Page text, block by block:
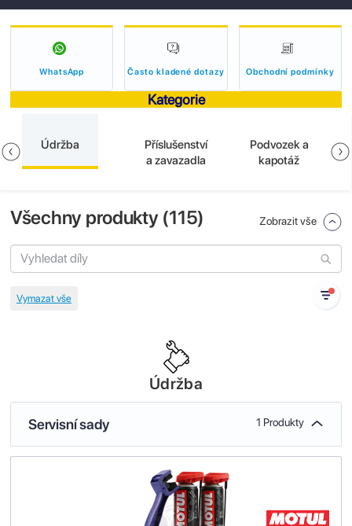
WhatsApp Často kladené dotazy Obchodní podmínky
Kategorie
Údržba
Příslušenství
a zavazadla
Podvozek a
kapotáž
Všechny produkty (115) Zobrazit vše
Údržba
Servisní sady 1 Produkty